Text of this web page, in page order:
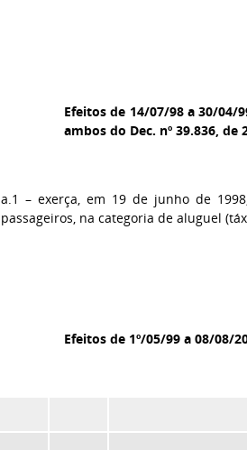
Efeitos de 14/07/98 a 30/04/
ambos do Dec. nº 39.836, de
a.1 – exerça, em 19 de junho de
passageiros, na categoria de aluguel
Efeitos de 1º/05/99 a 08/08/